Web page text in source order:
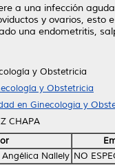
a una infección
y ovarios, esto
una endometritis,
y Obstetricia
y Obstetricia
en Ginecologia y
CHAPA
Nallely NO